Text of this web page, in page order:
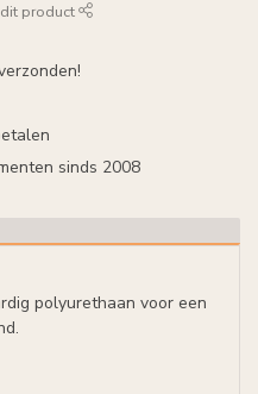
product
sinds 2008
polyurethaan voor een